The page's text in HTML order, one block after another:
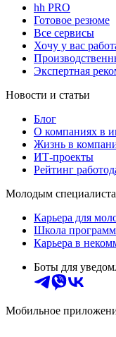
hh PRO
Готовое резюме
Все сервисы
Хочу у вас
Экспертная
Новости и статьи
Блог
О компаниях в
Жизнь в
ИТ-проекты
Рейтинг
Молодым
Карьера для
Школа
Карьера в
Боты для
Мобильное